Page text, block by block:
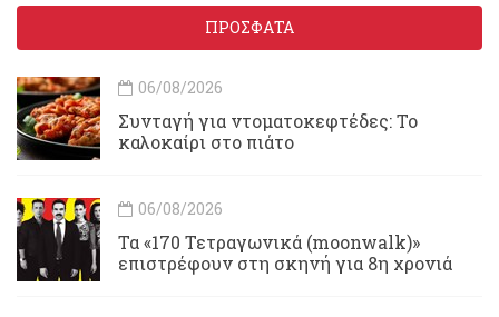
ΠΡΟΣΦΑΤΑ
06/08/2026
Συνταγή για ντοματοκεφτέδες: Το
καλοκαίρι στο πιάτο
06/08/2026
Τα «170 Τετραγωνικά (moonwalk)»
επιστρέφουν στη σκηνή για 8η χρονιά